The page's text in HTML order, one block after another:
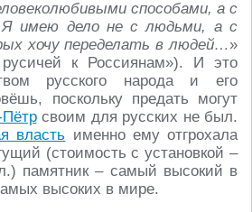
способами, а с
имею дело не с людьми, а с
хочу переделать в людей…»
к Россиянам»). И это
русского народа и его
поскольку предать могут
своим для русских не был.
власть именно ему отгрохала
(стоимость с установкой –
памятник – самый высокий в
высоких в мире.